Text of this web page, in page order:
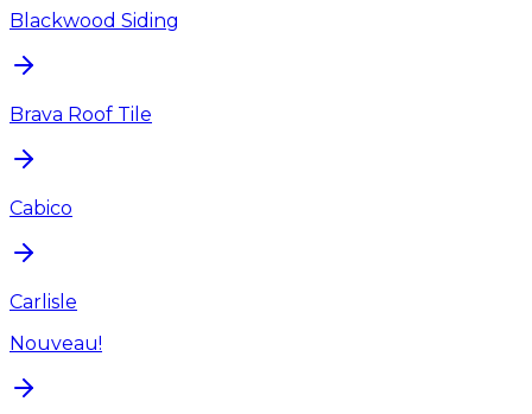
Blackwood Siding
Brava Roof Tile
Cabico
Carlisle
Nouveau!